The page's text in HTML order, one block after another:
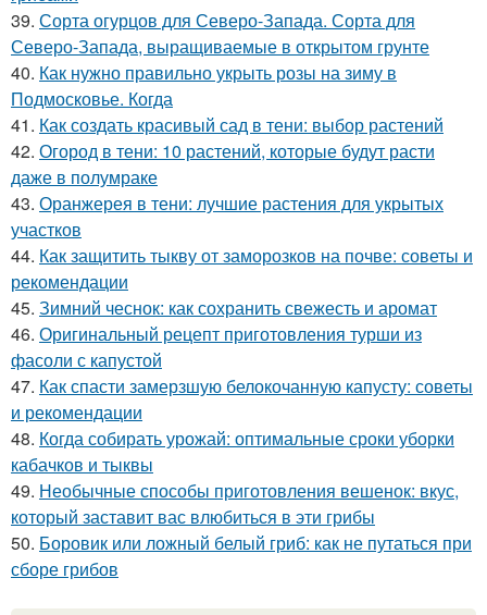
39. Сорта огурцов для Северо-Запада. Сорта для
Северо-Запада, выращиваемые в открытом грунте
40. Как нужно правильно укрыть розы на зиму в
Подмосковье. Когда
41. Как создать красивый сад в тени: выбор растений
42. Огород в тени: 10 растений, которые будут расти
даже в полумраке
43. Оранжерея в тени: лучшие растения для укрытых
участков
44. Как защитить тыкву от заморозков на почве: советы и
рекомендации
45. Зимний чеснок: как сохранить свежесть и аромат
46. Оригинальный рецепт приготовления турши из
фасоли с капустой
47. Как спасти замерзшую белокочанную капусту: советы
и рекомендации
48. Когда собирать урожай: оптимальные сроки уборки
кабачков и тыквы
49. Необычные способы приготовления вешенок: вкус,
который заставит вас влюбиться в эти грибы
50. Боровик или ложный белый гриб: как не путаться при
сборе грибов